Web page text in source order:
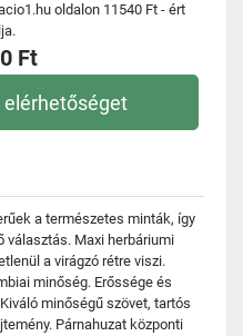
oldalon 11540 Ft - ért
Ft
elérhetőséget
a természetes minták, így
választás. Maxi herbáriumi
a virágzó rétre viszi.
minőség. Erőssége és
minőségű szövet, tartós
Párnahuzat központi